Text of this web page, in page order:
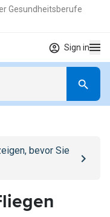
Gesundheitsberufe
Sign in
bevor Sie